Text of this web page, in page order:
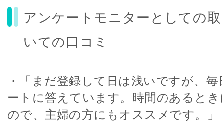
アンケートモニターとしての
いての口コミ
・「まだ登録して日は浅いですが、
ートに答えています。時間のあると
ので、主婦の方にもオススメです。」